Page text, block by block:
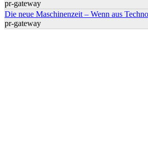
pr-gateway
Die neue Maschinenzeit – Wenn aus
pr-gateway